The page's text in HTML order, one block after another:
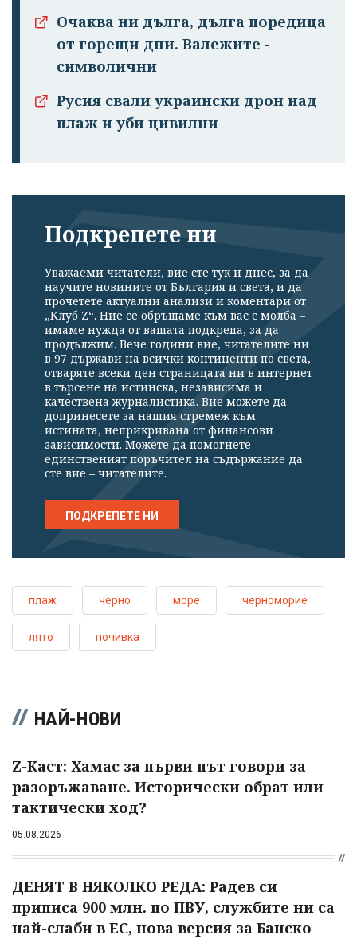
Очаква ни дълга, дълга поредица
от горещи дни. Валежите -
символични
Русия свали украински дрон над
плаж и уби цивилни
Подкрепете ни
Уважаеми читатели, вие сте тук и днес, за да
научите новините от България и света, и да
прочетете актуални анализи и коментари от
„Клуб Z“. Ние се обръщаме към вас с молба –
имаме нужда от вашата подкрепа, за да
продължим. Вече години вие, читателите ни
в 97 държави на всички континенти по света,
отваряте всеки ден страницата ни в интернет
в търсене на истинска, независима и
качествена журналистика. Вие можете да
допринесете за нашия стремеж към
истината, неприкривана от финансови
зависимости. Можете да помогнете
единственият поръчител на съдържание да
сте вие – читателите.
ПОДКРЕПЕТЕ НИ
плаж черно море черноморие
лято почивка
НАЙ-НОВИ
Z-Каст: Хамас за първи път говори за
разоръжаване. Исторически обрат или
тактически ход?
05.08.2026
ДЕНЯТ В НЯКОЛКО РЕДА: Радев си
приписа 900 млн. по ПВУ, службите ни са
най-слаби в ЕС, нова версия за Банско